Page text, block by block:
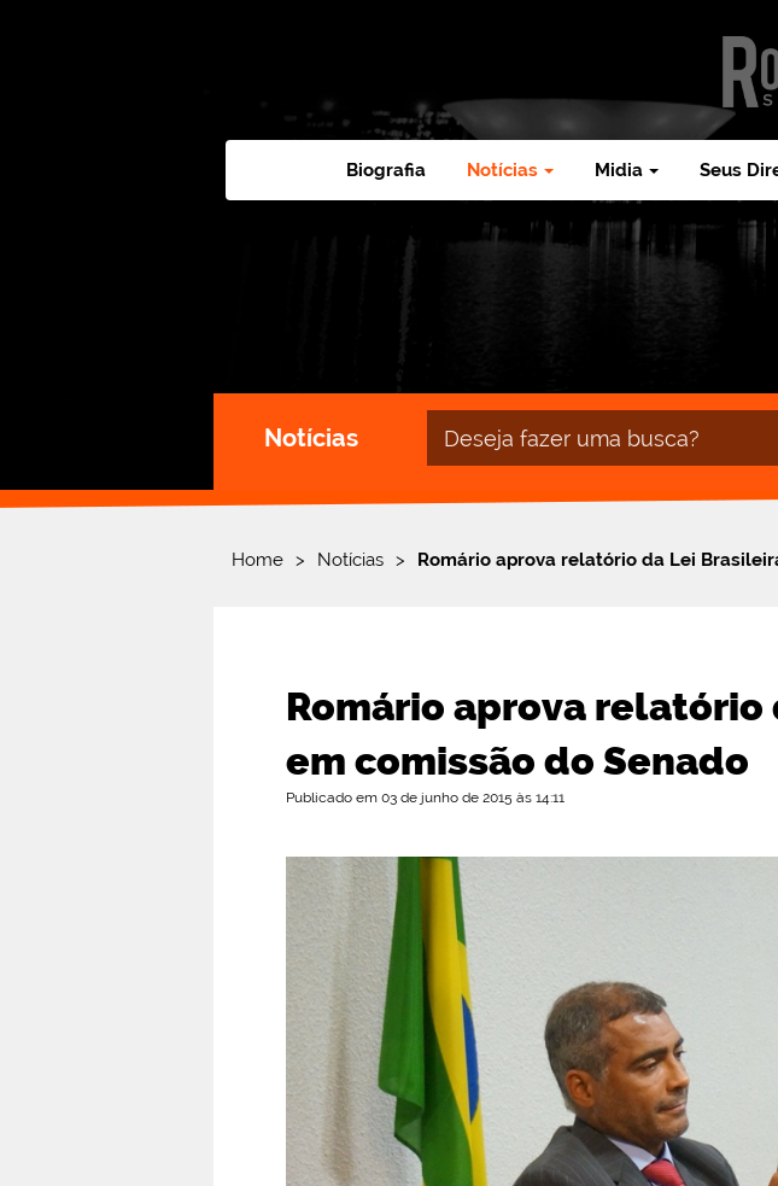
Biografia Notícias Midia Seus
Notícias
busca
Home > Notícias > Romário aprova relatório da Lei
Romário aprova
em comissão do Senado
Publicado em 03 de junho de 2015 às 14:11